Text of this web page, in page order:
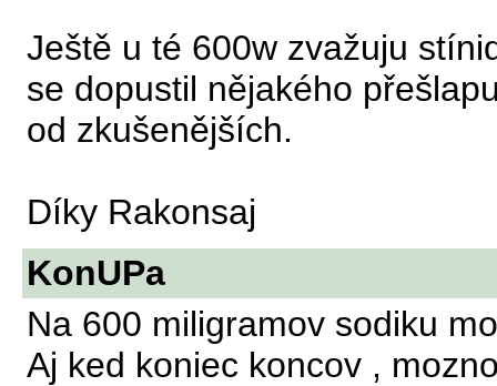
Ještě u té 600w zvažuju
se dopustil nějakého
od zkušenějších.
Díky Rakonsaj
KonUPa
Na 600 miligramov sodiku
Aj ked koniec koncov ,